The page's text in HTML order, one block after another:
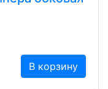
В корзину